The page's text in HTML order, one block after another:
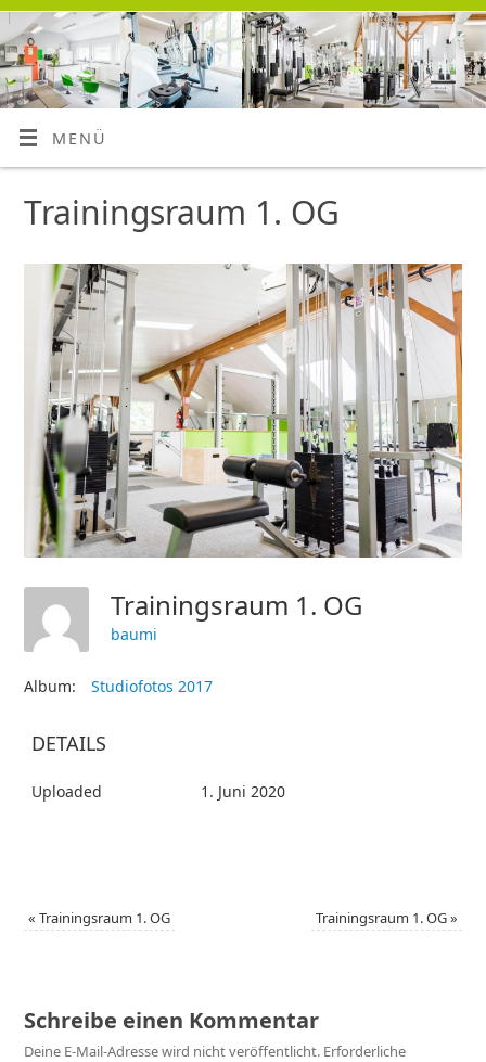
MENÜ
Trainingsraum 1. OG
Trainingsraum 1. OG
baumi
Album: Studiofotos 2017
DETAILS
Uploaded 1. Juni 2020
« Trainingsraum 1. OG Trainingsraum 1. OG»
Schreibe einen Kommentar
Deine E-Mail-Adresse wird nicht veröffentlicht. Erforderliche